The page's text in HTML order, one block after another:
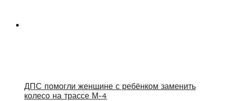
ДПС помогли женщине с ребёнком заменить
колесо на трассе М-4